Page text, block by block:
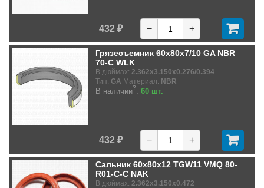
432 ₽ − +
Грязесъемник 60x80x7/10 GA NBR
70-C WLK
В дюймах: 2.362x3.150x0.276/0.394
Тип: GA Материал: NBR
В наличии?: 60 шт.
432 ₽ − +
Сальник 60x80x12 TGW11 VMQ 80-
R01-C-C NAK
В дюймах: 2.362x3.150x0.472